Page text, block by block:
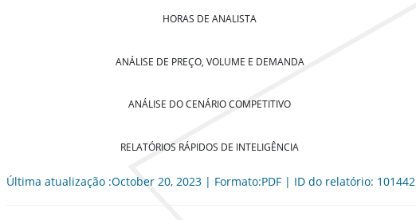
HORAS DE ANALISTA
ANÁLISE DE PREÇO, VOLUME E DEMANDA
ANÁLISE DO CENÁRIO COMPETITIVO
RELATÓRIOS RÁPIDOS DE INTELIGÊNCIA
Última atualização :October 20, 2023 | Formato:PDF | ID do relatório: 101442